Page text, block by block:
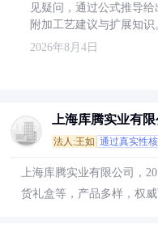
见疑问，通过公式推导
附加工艺建议与扩展知识
2026年8月4日
上海库腾实业有限
法人:王如 通过真实性
上海库腾实业有限公司，
货礼盒等，产品多样，权威